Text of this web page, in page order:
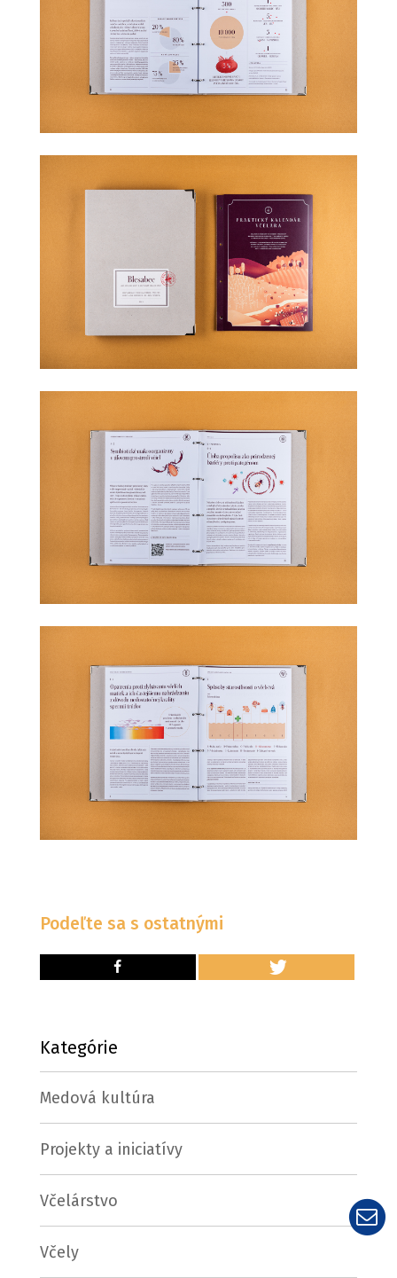
Podeľte sa s ostatnými
Kategórie
Medová kultúra
Projekty a iniciatívy
Včelárstvo
Včely